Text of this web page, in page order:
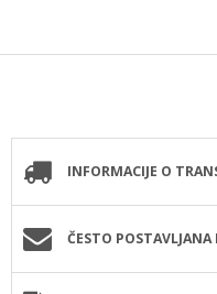
INFORMACIJE O
ČESTO POSTAVLJANA